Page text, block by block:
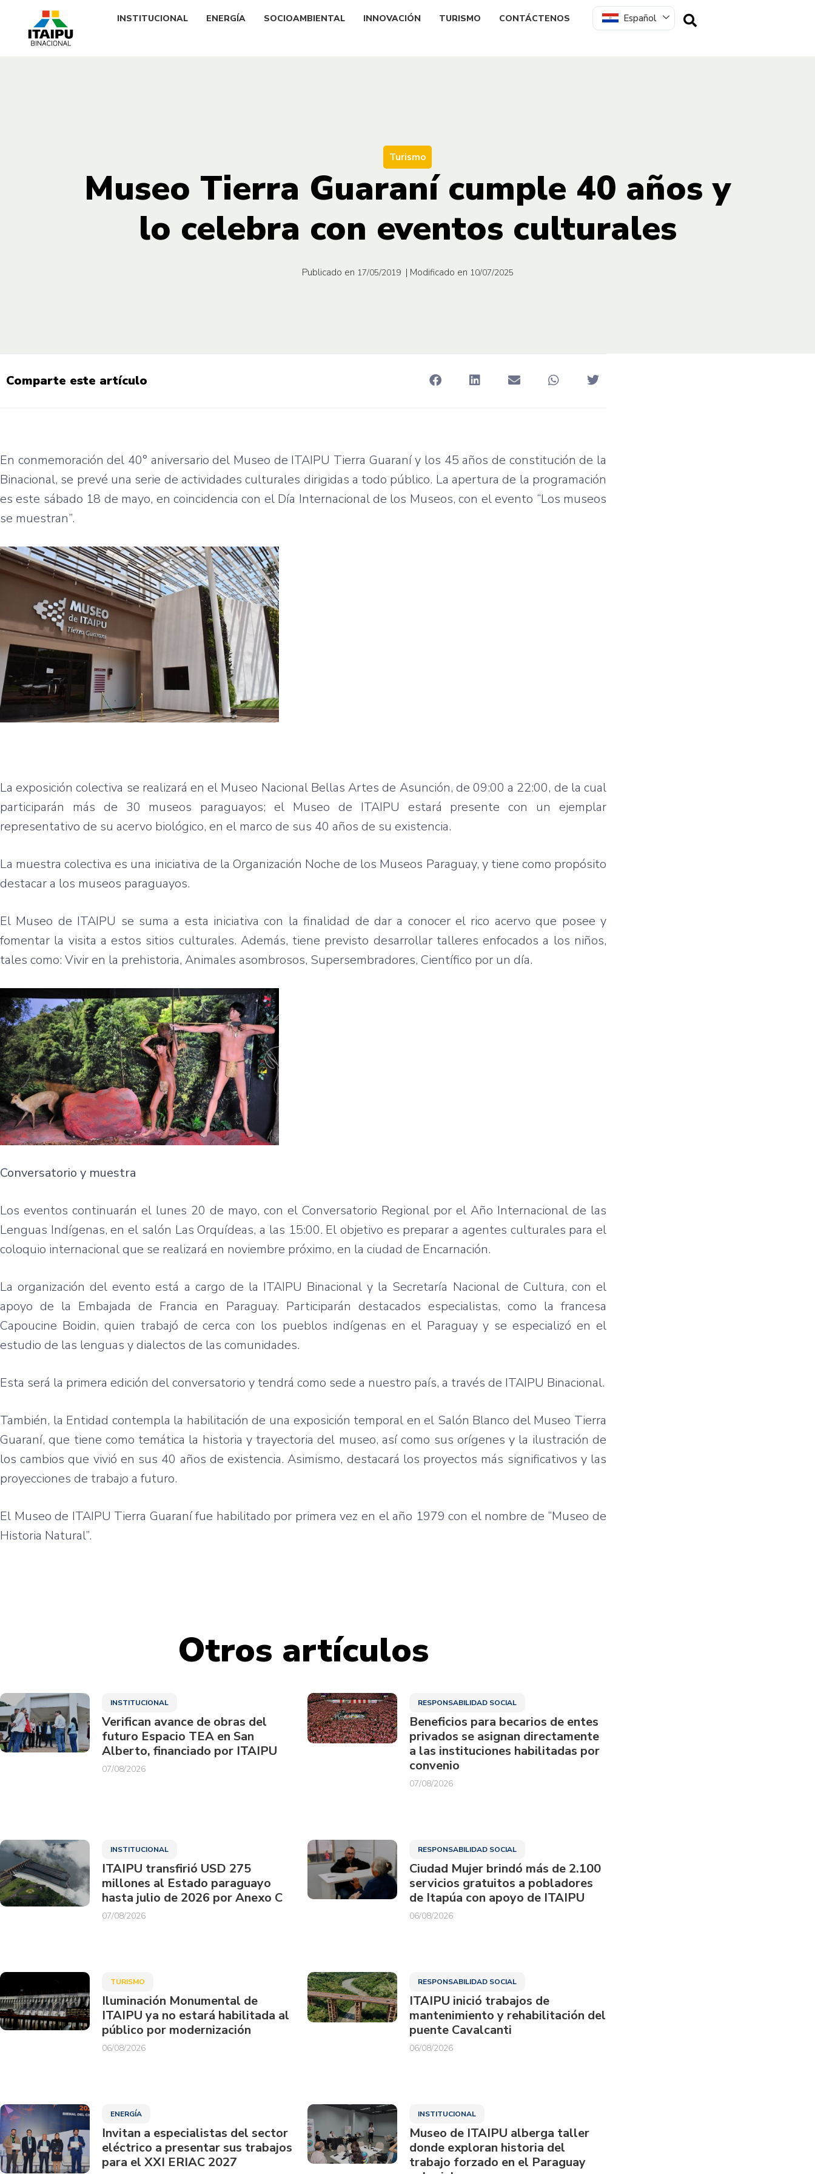
INSTITUCIONAL ENERGÍA SOCIOAMBIENTAL INNOVACIÓN TURISMO CONTÁCTENOS Español
Turismo
Museo Tierra Guaraní cumple 40 años y
lo celebra con eventos culturales
Publicado en 17/05/2019 | Modificado en 10/07/2025
Comparte este artículo
En conmemoración del 40° aniversario del Museo de ITAIPU Tierra Guaraní y los 45 años de constitución de la
Binacional, se prevé una serie de actividades culturales dirigidas a todo público. La apertura de la programación
es este sábado 18 de mayo, en coincidencia con el Día Internacional de los Museos, con el evento “Los museos
se muestran”.
La exposición colectiva se realizará en el Museo Nacional Bellas Artes de Asunción, de 09:00 a 22:00, de la cual
participarán más de 30 museos paraguayos; el Museo de ITAIPU estará presente con un ejemplar
representativo de su acervo biológico, en el marco de sus 40 años de su existencia.
La muestra colectiva es una iniciativa de la Organización Noche de los Museos Paraguay, y tiene como propósito
destacar a los museos paraguayos.
El Museo de ITAIPU se suma a esta iniciativa con la finalidad de dar a conocer el rico acervo que posee y
fomentar la visita a estos sitios culturales. Además, tiene previsto desarrollar talleres enfocados a los niños,
tales como: Vivir en la prehistoria, Animales asombrosos, Supersembradores, Científico por un día.
Conversatorio y muestra
Los eventos continuarán el lunes 20 de mayo, con el Conversatorio Regional por el Año Internacional de las
Lenguas Indígenas, en el salón Las Orquídeas, a las 15:00. El objetivo es preparar a agentes culturales para el
coloquio internacional que se realizará en noviembre próximo, en la ciudad de Encarnación.
La organización del evento está a cargo de la ITAIPU Binacional y la Secretaría Nacional de Cultura, con el
apoyo de la Embajada de Francia en Paraguay. Participarán destacados especialistas, como la francesa
Capoucine Boidin, quien trabajó de cerca con los pueblos indígenas en el Paraguay y se especializó en el
estudio de las lenguas y dialectos de las comunidades.
Esta será la primera edición del conversatorio y tendrá como sede a nuestro país, a través de ITAIPU Binacional.
También, la Entidad contempla la habilitación de una exposición temporal en el Salón Blanco del Museo Tierra
Guaraní, que tiene como temática la historia y trayectoria del museo, así como sus orígenes y la ilustración de
los cambios que vivió en sus 40 años de existencia. Asimismo, destacará los proyectos más significativos y las
proyecciones de trabajo a futuro.
El Museo de ITAIPU Tierra Guaraní fue habilitado por primera vez en el año 1979 con el nombre de “Museo de
Historia Natural”.
Otros artículos
INSTITUCIONAL
Verifican avance de obras del
futuro Espacio TEA en San
Alberto, financiado por ITAIPU
07/08/2026
RESPONSABILIDAD SOCIAL
Beneficios para becarios de entes
privados se asignan directamente
a las instituciones habilitadas por
convenio
07/08/2026
INSTITUCIONAL
ITAIPU transfirió USD 275
millones al Estado paraguayo
hasta julio de 2026 por Anexo C
07/08/2026
RESPONSABILIDAD SOCIAL
Ciudad Mujer brindó más de 2.100
servicios gratuitos a pobladores
de Itapúa con apoyo de ITAIPU
06/08/2026
TURISMO
Iluminación Monumental de
ITAIPU ya no estará habilitada al
público por modernización
06/08/2026
RESPONSABILIDAD SOCIAL
ITAIPU inició trabajos de
mantenimiento y rehabilitación del
puente Cavalcanti
06/08/2026
ENERGÍA
Invitan a especialistas del sector
eléctrico a presentar sus trabajos
para el XXI ERIAC 2027
INSTITUCIONAL
Museo de ITAIPU alberga taller
donde exploran historia del
trabajo forzado en el Paraguay